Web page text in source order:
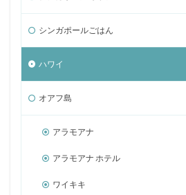
シンガポールごはん
ハワイ
オアフ島
アラモアナ
アラモアナ ホテル
ワイキキ